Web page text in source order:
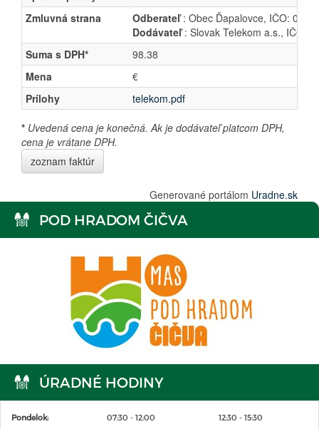
Zmluvná strana
Odberateľ: Obec Ďapalovce, IČO:
Dodávateľ: Slovak Telekom a.s., IČO:
Suma s DPH*
98.38
Mena
€
Prílohy
telekom.pdf
* Uvedená cena je konečná. Ak je dodávateľ platcom DPH,
cena je vrátane DPH.
zoznam faktúr
Generované portálom Uradne.sk
POD HRADOM ČIČVA
ÚRADNÉ HODINY
Pondelok: 07:30 - 12:00
12:30 - 15:30